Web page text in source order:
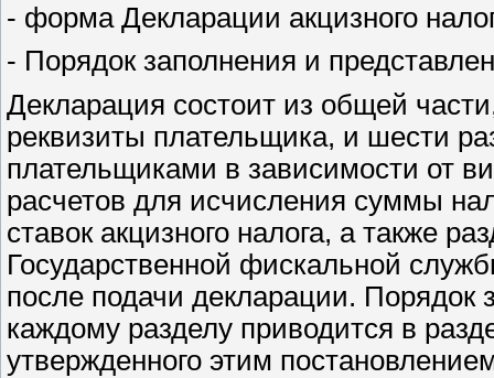
- форма Декларации акцизного
- Порядок заполнения и
Декларация состоит из общей
реквизиты плательщика, и шести
плательщиками в зависимости от
расчетов для исчисления суммы
ставок акцизного налога, а также
Государственной фискальной
после подачи декларации. Порядок
каждому разделу приводится в
утвержденного этим